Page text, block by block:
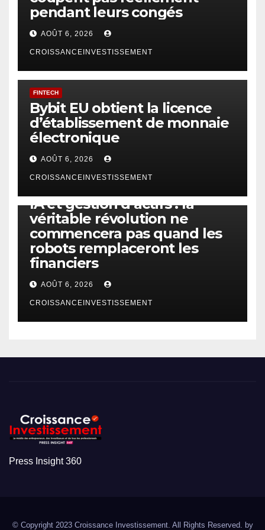
pendant leurs congés
AOÛT 6, 2026
CROISSANCEINVESTISSEMENT
FINTECH
Bybit EU obtient la licence
d’établissement de monnaie
électronique
AOÛT 6, 2026
CROISSANCEINVESTISSEMENT
IA et gestion d’actifs : la
véritable révolution ne
commencera pas quand les
robots remplaceront les
financiers
AOÛT 6, 2026
CROISSANCEINVESTISSEMENT
Press Insight 360
© Copyright 2023 Croissance Investissement. All Rights Reserved. by